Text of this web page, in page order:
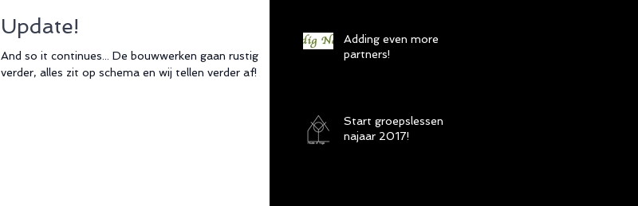
Update!
And so it continues... De bouwwerken gaan rustig
verder, alles zit op schema en wij tellen verder af!
Adding even more
partners!
Start groepslessen
najaar 2017!